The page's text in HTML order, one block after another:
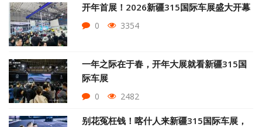
开年首展！2026新疆315国际车展盛大开幕
0 3354
一年之际在于春，开年大展就看新疆315国
际车展
0 2482
别花冤枉钱！喀什人来新疆315国际车展，